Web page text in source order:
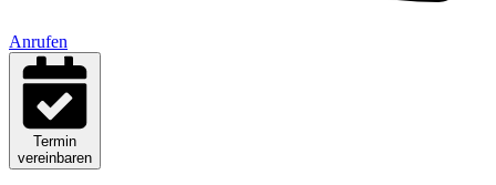
Anrufen
Termin
vereinbaren